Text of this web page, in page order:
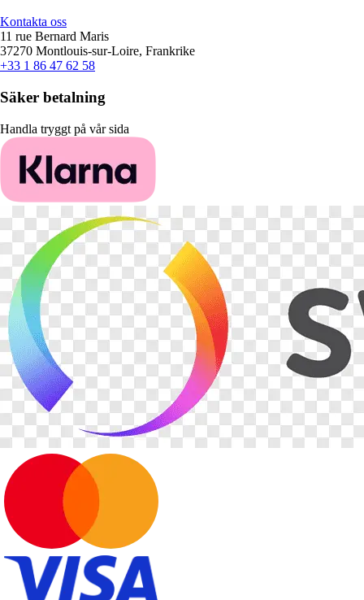
Kontakta oss
11 rue Bernard Maris
37270 Montlouis-sur-Loire, Frankrike
+33 1 86 47 62 58
Säker betalning
Handla tryggt på vår sida